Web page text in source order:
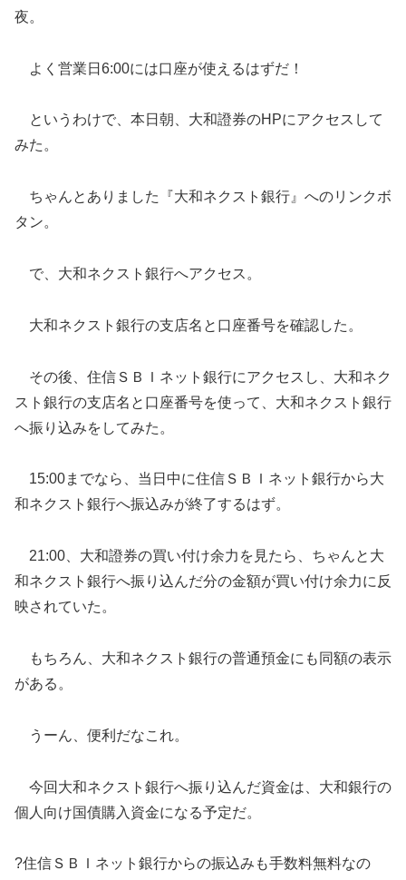
夜。
よく営業日6:00には口座が使えるはずだ！
というわけで、本日朝、大和證券のHPにアクセスして
みた。
ちゃんとありました『大和ネクスト銀行』へのリンクボ
タン。
で、大和ネクスト銀行へアクセス。
大和ネクスト銀行の支店名と口座番号を確認した。
その後、住信ＳＢＩネット銀行にアクセスし、大和ネク
スト銀行の支店名と口座番号を使って、大和ネクスト銀行
へ振り込みをしてみた。
15:00までなら、当日中に住信ＳＢＩネット銀行から大
和ネクスト銀行へ振込みが終了するはず。
21:00、大和證券の買い付け余力を見たら、ちゃんと大
和ネクスト銀行へ振り込んだ分の金額が買い付け余力に反
映されていた。
もちろん、大和ネクスト銀行の普通預金にも同額の表示
がある。
うーん、便利だなこれ。
今回大和ネクスト銀行へ振り込んだ資金は、大和銀行の
個人向け国債購入資金になる予定だ。
?住信ＳＢＩネット銀行からの振込みも手数料無料なの